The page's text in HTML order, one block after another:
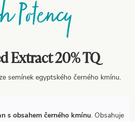
Potency
Extract 20% TQ
semínek egyptského černého kmínu.
s obsahem černého kmínu. Obsahuje